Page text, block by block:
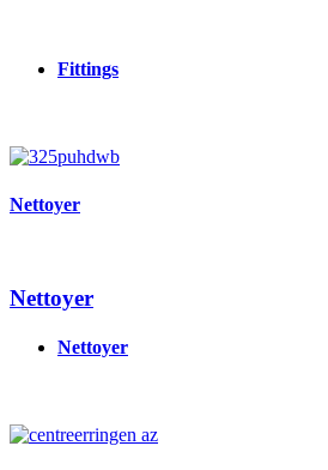
Fittings
Image
Nettoyer
Nettoyer
Nettoyer
Image